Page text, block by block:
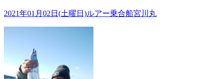
2021年01月02日(土曜日)ルアー乗合船宮川丸